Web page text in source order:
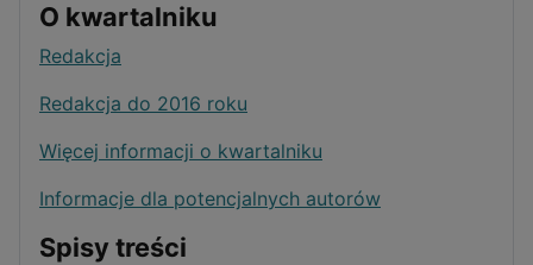
O kwartalniku
Redakcja
Redakcja do 2016 roku
Więcej informacji o kwartalniku
Informacje dla potencjalnych autorów
Spisy treści